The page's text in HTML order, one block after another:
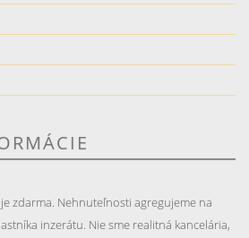
zdarma. Nehnuteľnosti agregujeme na
inzerátu. Nie sme realitná kancelária,